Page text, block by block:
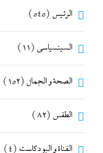
الرئيس (545)
السينسياسي (11)
الصحة و الجمال (152)
الطقس (82)
القناة و البودكاست (4)